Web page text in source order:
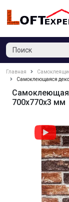
Главная
Самоклеющаяся
700x770x3 мм